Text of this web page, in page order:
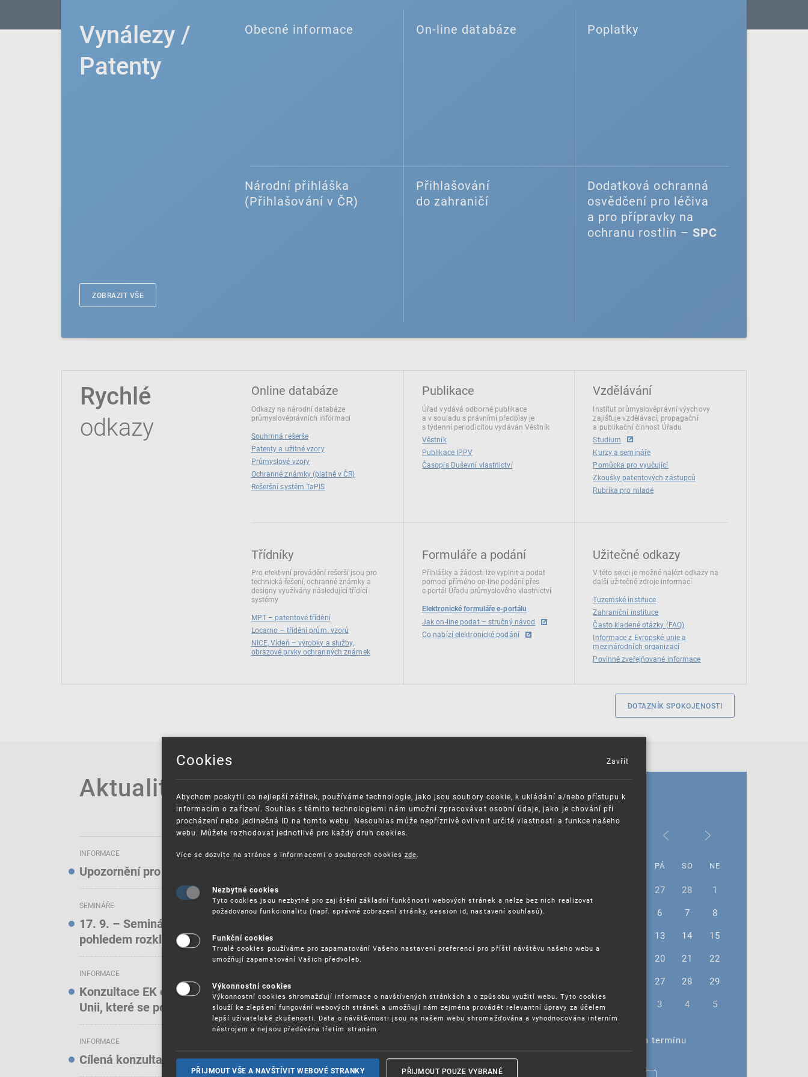
Vynálezy /
Patenty
Obecné informace On-line databáze Poplatky
Národní přihláška
(Přihlašování v ČR)
Přihlašování
do zahraničí
Dodatková ochranná
osvědčení pro léčiva
a pro přípravky na
ochranu rostlin – SPC
ZOBRAZIT VŠE
Rychlé
odkazy
Online databáze
Odkazy na národní databáze
průmyslověprávních informací
Souhrnná rešerše
Patenty a užitné vzory
Průmyslové vzory
Ochranné známky (platné v ČR)
Rešeršní systém TaPIS
Publikace
Úřad vydává odborné publikace
a v souladu s právními předpisy je
s týdenní periodicitou vydáván Věstník
Věstník
Publikace IPPV
Časopis Duševní vlastnictví
Vzdělávání
Institut průmyslověprávní výychovy
zajišťuje vzdělávací, propagační
a publikační činnost Úřadu
Studium
Kurzy a semináře
Pomůcka pro vyučující
Zkoušky patentových zástupců
Rubrika pro mladé
Třídníky
Pro efektivní provádění rešerší jsou pro
technická řešení, ochranné známky a
designy využívány následující třídící
systémy
MPT – patentové třídění
Locarno – třídění prům. vzorů
NICE, Vídeň – výrobky a služby,
obrazové prvky ochranných známek
Formuláře a podání
Přihlášky a žádosti lze vyplnit a podat
pomocí přímého on‑line podání přes
e‑portál Úřadu průmyslového vlastnictví
Elektronické formuláře e-portálu
Jak on-line podat – stručný návod
Co nabízí elektronické podání
Užitečné odkazy
V této sekci je možné nalézt odkazy na
další užitečné zdroje informací
Tuzemské instituce
Zahraniční instituce
Často kladené otázky (FAQ)
Informace z Evropské unie a
mezinárodních organizací
Povinně zveřejňované informace
DOTAZNÍK SPOKOJENOSTI
Aktuality
INFORMACE
Upozornění pro uživatele elektronických služeb - 5.8.2026
SEMINÁŘE
17. 9. – Seminář: Známkové právo trochu jinak (aneb když se značky hádají
pohledem rozkladových oddělení)
17. 9. 2026
INFORMACE
Konzultace EK o online službách a fyzických tržištích nacházejících se mimo
Unii, které se podílejí na podstatném porušování IPR
INFORMACE
Cílená konzultace EK o stavu ochrany a vymáhání IPR ve třetích zemích
KALENDÁŘ
PÁ SO NE
27 28
1
6 7
8
13 14
15
20 21
22
27 28
29
30
31 1 3 4 5
Žádné akce ve vybraném termínu
Cookies
Abychom poskytli co nejlepší zážitek, používáme technologie, jako jsou soubory cookie, k ukládání a/nebo přístupu k
informacím o zařízení. Souhlas s těmito technologiemi nám umožní zpracovávat osobní údaje, jako je chování při
procházení nebo jedinečná ID na tomto webu. Nesouhlas může nepříznivě ovlivnit určité vlastnosti a funkce našeho
webu. Můžete rozhodovat jednotlivě pro každý druh cookies.
Více se dozvíte na stránce s informacemi o souborech cookies zde.
Nezbytné cookies
Tyto cookies jsou nezbytné pro zajištění základní funkčnosti webových stránek a nelze bez nich realizovat
požadovanou funkcionalitu (např. správné zobrazení stránky, session id, nastavení souhlasů).
Funkční cookies
Trvalé cookies používáme pro zapamatování Vašeho nastavení preferencí pro příští návštěvu našeho webu a
umožňují zapamatování Vašich předvoleb.
Výkonnostní cookies
Výkonnostní cookies shromažďují informace o navštívených stránkách a o způsobu využití webu. Tyto cookies
slouží ke zlepšení fungování webových stránek a umožňují nám zejména provádět relevantní úpravy za účelem
lepší uživatelské zkušenosti. Data o návštěvnosti jsou na našem webu shromažďována a vyhodnocována interním
nástrojem a nejsou předávána třetím stranám.
PŘIJMOUT VŠE A NAVŠTÍVIT WEBOVÉ STRANKY PŘIJMOUT POUZE VYBRANÉ
Zavřít